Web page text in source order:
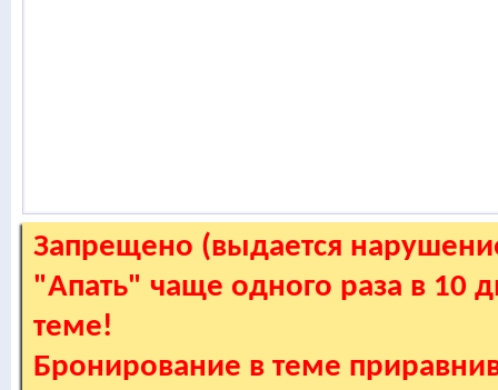
Запрещено (выдается
"Апать" чаще одного раза в 10
теме!
Бронирование в теме